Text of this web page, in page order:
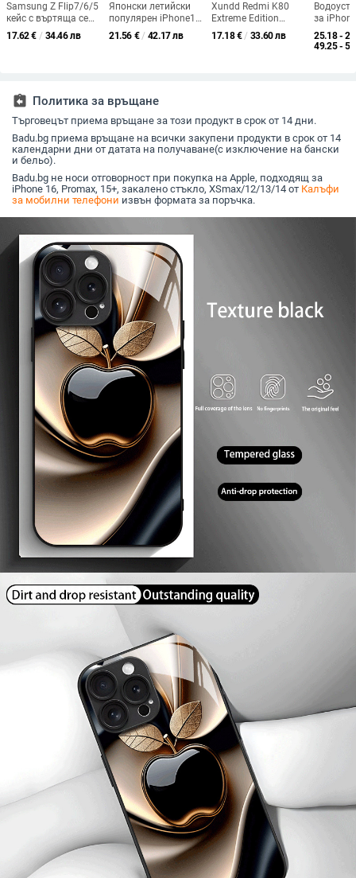
Samsung Z Flip7/6/5
кейс с въртяща се
сгъваема поставка и
магнитна скоба, 360°
17.62€ / 34.46 лв
Японски летийски
популярен iPhone12
кожен калъф с
шиене, обвивка за
мобилен телефон с
21.56 € / 42.17 лв
Xundd Redmi K80
Extreme Edition
калъф за Redmi K80
Ultra –
17.18€ / 33.60 лв
за
с
и
25.18 -
49.25 -
assignment_return Политика за връщане
Търговецът приема връщане за този продукт в срок от 14 дни.
Badu.bg приема връщане на всички закупени продукти в срок от 14
календарни дни от датата на получаване(с изключение на бански
и бельо).
Badu.bg не носи отговорност при покупка на Apple, подходящ за
iPhone 16, Promax, 15+, закалено стъкло, XSmax/12/13/14 от Калъфи
за мобилни телефони извън формата за поръчка.